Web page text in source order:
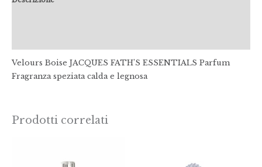
Velours Boise JACQUES FATH’S ESSENTIALS Parfum
Fragranza speziata calda e legnosa
Prodotti correlati